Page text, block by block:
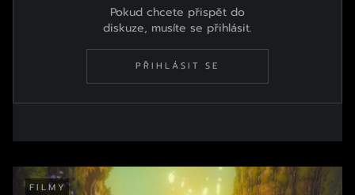
Pokud chcete přispět do
diskuze, musíte se přihlásit.
PŘIHLÁSIT SE
FILMY